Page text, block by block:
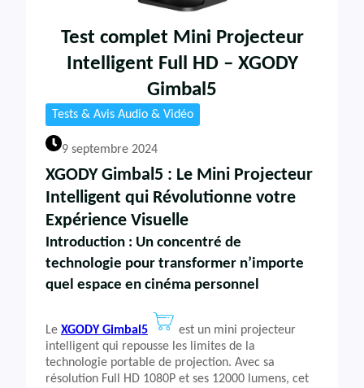
Test complet Mini Projecteur
Intelligent Full HD – XGODY
Gimbal5
Tests & Avis Audio & Vidéo
9 septembre 2024
XGODY Gimbal5 : Le Mini Projecteur
Intelligent qui Révolutionne votre
Expérience Visuelle
Introduction : Un concentré de
technologie pour transformer n’importe
quel espace en cinéma personnel
Le XGODY Gimbal5
est un mini projecteur
intelligent qui repousse les limites de la
technologie portable de projection. Avec sa
résolution Full HD 1080P et ses 12000 lumens, cet